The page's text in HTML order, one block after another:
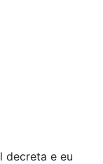
decreta e eu